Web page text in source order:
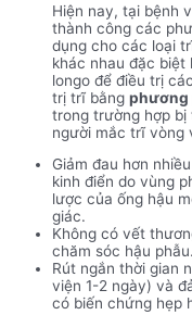
Hiện nay, tại bệnh
thành công các
dụng cho các loại
khác nhau đặc biệt
longo để điều trị
trị trĩ bằng phương
trong trường hợp
người mắc trĩ vòng
Giảm đau hơn
kinh điển do vùng
lược của ống hậu
giác.
Không có vết
chăm sóc hậu phẫu.
Rút ngắn thời gian
viện 1-2 ngày) và
có biến chứng hẹp